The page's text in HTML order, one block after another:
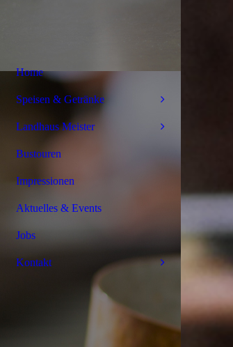
Home
Speisen & Getränke
Landhaus Meister
Bustouren
Impressionen
Aktuelles & Events
Jobs
Kontakt